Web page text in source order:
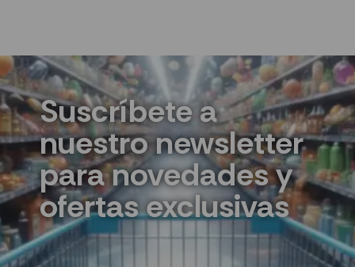
Suscríbete a
nuestro newsletter
para novedades y
ofertas exclusivas